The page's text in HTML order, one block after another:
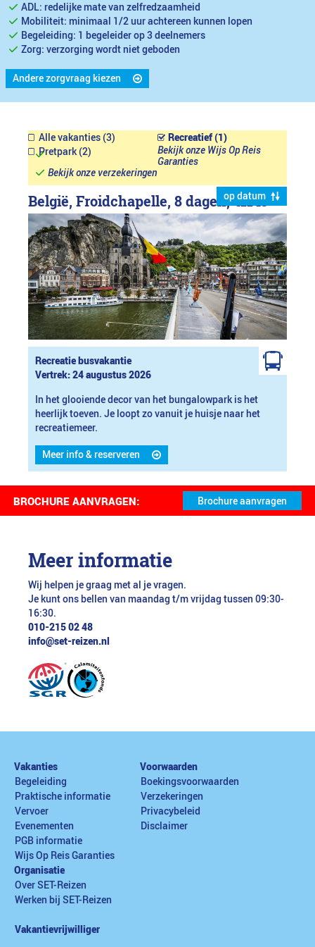
ADL: redelijke mate van zelfredzaamheid
Mobiliteit: minimaal 1/2 uur achtereen kunnen lopen
Begeleiding: 1 begeleider op 3 deelnemers
Zorg: verzorging wordt niet geboden
Andere zorgvraag kiezen
Alle vakanties (3)
Recreatief (1)
Pretpark (2)
Bekijk onze Wijs Op Reis
Garanties
Bekijk onze verzekeringen
op datum
België, Froidchapelle, 8 dagen,€1149
Recreatie busvakantie
Vertrek: 24 augustus 2026
In het glooiende decor van het bungalowpark is het
heerlijk toeven. Je loopt zo vanuit je huisje naar het
recreatiemeer.
Meer info & reserveren
BROCHURE AANVRAGEN:
Meer informatie
Wij helpen je graag met al je vragen.
Je kunt ons bellen van maandag t/m vrijdag tussen 09:30-
16:30.
010-215 02 48
info@set-reizen.nl
Vakanties
Begeleiding
Praktische informatie
Vervoer
Evenementen
PGB informatie
Wijs Op Reis Garanties
Voorwaarden
Boekingsvoorwaarden
Verzekeringen
Privacybeleid
Disclaimer
Organisatie
Over SET-Reizen
Werken bij SET-Reizen
Vakantievrijwilliger